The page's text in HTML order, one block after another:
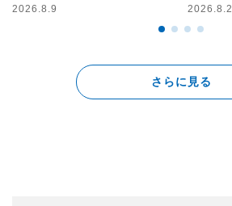
2026.8.9 2026.8.2
さらに見る